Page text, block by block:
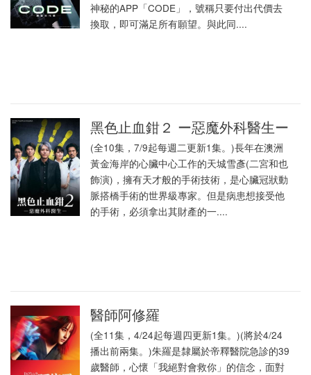
神秘的APP「CODE」，號稱只要付出代價去
換取，即可滿足所有願望。與此同....
黑色止血鉗２ ー惡魔外科醫生ー
(全10集，7/9起每週二更新1集。)長年在澳洲
黃金海岸的心臟中心工作的天城雪彥(二宮和也
飾演)，擁有天才般的手術技術，是心臟冠狀動
脈搭橋手術的世界級專家。但是病患想接受他
的手術，必須拿出其財產的一....
醫師阿修羅
(全11集，4/24起每週四更新1集。)(將於4/24
播出前兩集。)朱羅是隸屬於帝釋醫院急診的39
歲醫師，心懷「我絕對會救你」的信念，面對